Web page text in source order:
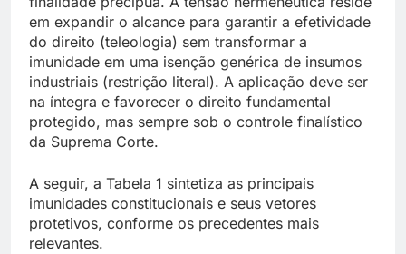
em expandir o alcance para garantir a efetividade
do direito (teleologia) sem transformar a
imunidade em uma isenção genérica de insumos
industriais (restrição literal). A aplicação deve ser
na íntegra e favorecer o direito fundamental
protegido, mas sempre sob o controle finalístico
da Suprema Corte.
A seguir, a Tabela 1 sintetiza as principais
imunidades constitucionais e seus vetores
protetivos, conforme os precedentes mais
relevantes.